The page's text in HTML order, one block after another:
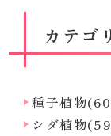
カテゴ
種子植物
シダ植物